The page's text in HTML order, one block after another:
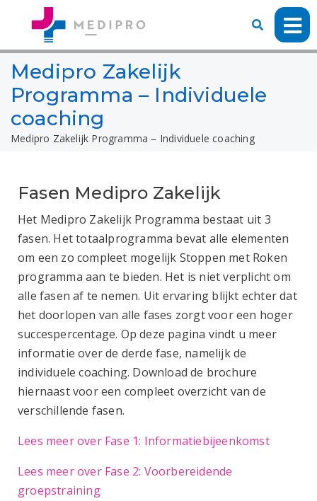
Medipro Zakelijk
Programma – Individuele
coaching
Medipro Zakelijk Programma – Individuele coaching
Fasen Medipro Zakelijk
Het Medipro Zakelijk Programma bestaat uit 3
fasen. Het totaalprogramma bevat alle elementen
om een zo compleet mogelijk Stoppen met Roken
programma aan te bieden. Het is niet verplicht om
alle fasen af te nemen. Uit ervaring blijkt echter dat
het doorlopen van alle fases zorgt voor een hoger
succespercentage. Op deze pagina vindt u meer
informatie over de derde fase, namelijk de
individuele coaching. Download de brochure
hiernaastvoor een compleet overzicht van de
verschillende fasen.
Lees meer over Fase 1: Informatiebijeenkomst
Lees meer over Fase 2: Voorbereidende
groepstraining